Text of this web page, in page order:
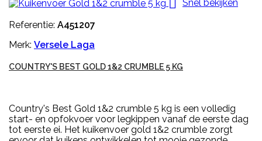
 Snel bekijken
Referentie: A451207
Merk: Versele Laga
COUNTRY'S BEST GOLD 1&2 CRUMBLE 5 KG
Country's Best Gold 1&2 crumble 5 kg is een volledig
start- en opfokvoer voor legkippen vanaf de eerste dag
tot eerste ei. Het kuikenvoer gold 1&2 crumble zorgt